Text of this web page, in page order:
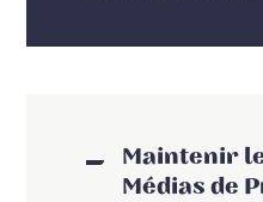
Maintenir
Médias de